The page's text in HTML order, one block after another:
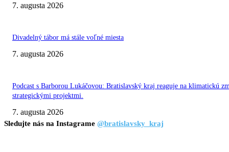
7. augusta 2026
Divadelný tábor má stále voľné miesta
7. augusta 2026
Podcast s Barborou Lukáčovou: Bratislavský kraj reaguje na klimatickú
strategickými projektmi.
7. augusta 2026
Sledujte nás na Instagrame @bratislavsky_kraj